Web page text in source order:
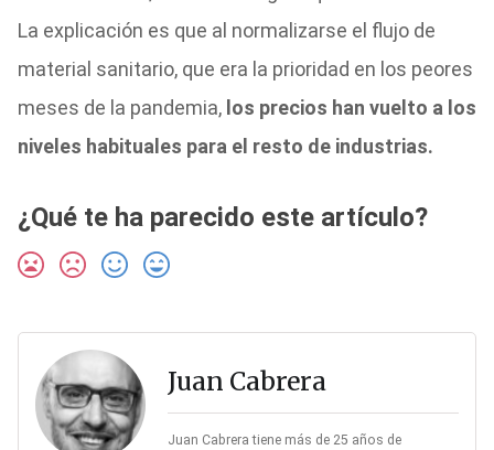
La explicación es que al normalizarse el flujo de
material sanitario, que era la prioridad en los peores
meses de la pandemia, los precios han vuelto a los
niveles habituales para el resto de industrias.
¿Qué te ha parecido este artículo?
Juan Cabrera
Juan Cabrera tiene más de 25 años de